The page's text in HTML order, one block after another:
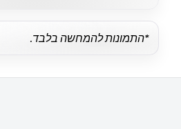
*התמונות להמחשה בלבד.